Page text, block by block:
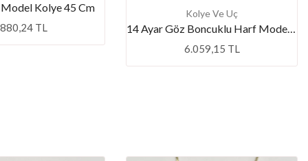
Kolye 45 Cm
TL
Kolye Ve Uç
14 Ayar Göz Boncuklu Harf Model Kolye 45 Cm
6.059,15 TL